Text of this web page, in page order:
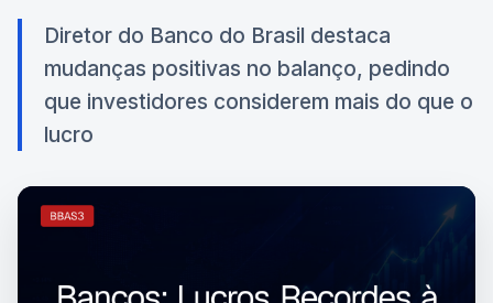
Diretor do Banco do Brasil destaca
mudanças positivas no balanço, pedindo
que investidores considerem mais do que o
lucro